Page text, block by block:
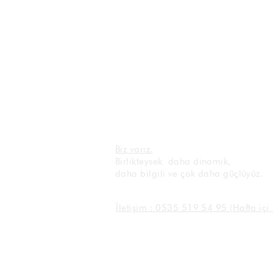
İletişim : 0535 519 54 95 (Hafta
Biz varız.
Birlikteysek daha dinamik,
daha bilgili ve çok daha güçlüyüz.